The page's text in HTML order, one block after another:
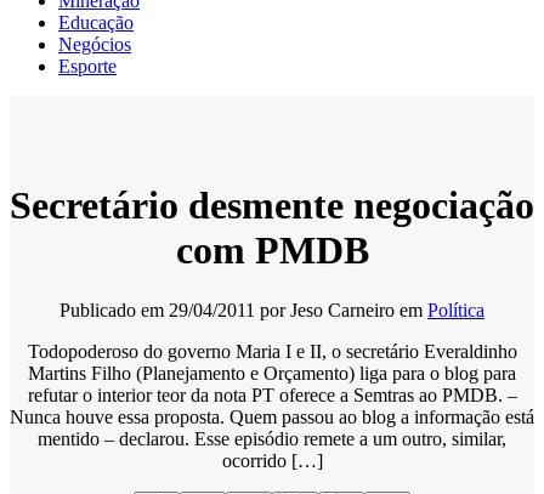
Educação
Negócios
Esporte
Secretário desmente negociação
com PMDB
Publicado em 29/04/2011 porJeso Carneiro em Política
Todopoderoso do governo Maria I e II, o secretário Everaldinho
Martins Filho (Planejamento e Orçamento) liga para o blog para
refutar o interior teor da nota PT oferece a Semtras ao PMDB. –
Nunca houve essa proposta. Quem passou ao blog a informação está
mentido – declarou. Esse episódio remete a um outro, similar,
ocorrido […]